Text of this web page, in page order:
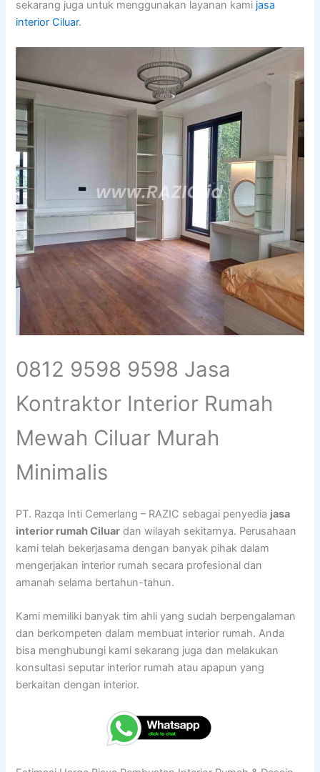
sekarang juga untuk menggunakan layanan kami jasa
interior Ciluar.
0812 9598 9598 Jasa
Kontraktor Interior Rumah
Mewah Ciluar Murah
Minimalis
PT. Razqa Inti Cemerlang – RAZIC sebagai penyedia jasa
interior rumah Ciluar dan wilayah sekitarnya. Perusahaan
kami telah bekerjasama dengan banyak pihak dalam
mengerjakan interior rumah secara profesional dan
amanah selama bertahun-tahun.
Kami memiliki banyak tim ahli yang sudah berpengalaman
dan berkompeten dalam membuat interior rumah. Anda
bisa menghubungi kami sekarang juga dan melakukan
konsultasi seputar interior rumah atau apapun yang
berkaitan dengan interior.